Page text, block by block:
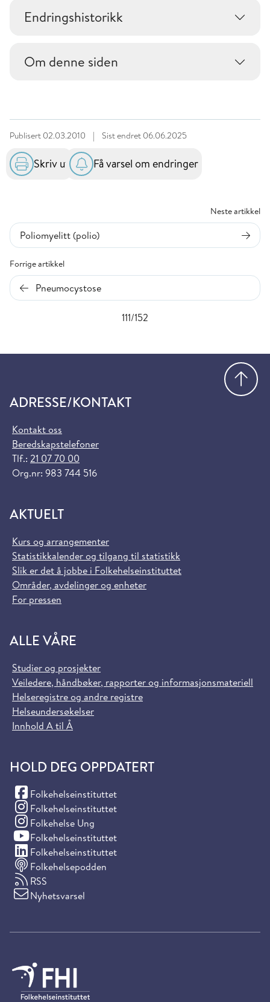
Endringshistorikk
Om denne siden
Publisert 02.03.2010 | Sist endret 06.06.2025
Skriv ut Få varsel om endringer
Forrige artikkel
Pneumocystose
111/152
Neste artikkel
Poliomyelitt (polio)
ADRESSE/KONTAKT
Kontakt oss
Beredskapstelefoner
Tlf.: 21 07 70 00
Org.nr: 983 744 516
AKTUELT
Kurs og arrangementer
Statistikkalender og tilgang til statistikk
Slik er det å jobbe i Folkehelseinstituttet
Områder, avdelinger og enheter
For pressen
ALLE VÅRE
Studier og prosjekter
Veiledere, håndbøker, rapporter og informasjonsmateriell
Helseregistre og andre registre
Helseundersøkelser
Innhold A til Å
HOLD DEG OPPDATERT
Folkehelseinstituttet
(Facebook)
Folkehelseinstituttet
(Instagram)
Folkehelse Ung
(Instagram)
Folkehelseinstituttet
(YouTube)
Folkehelseinstituttet
(LinkedIn)
Folkehelsepodden
RSS
Nyhetsvarsel